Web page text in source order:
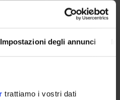
Impostazioni degli annunci
trattiamo i vostri dati
guidewires and
notoriously disparate and
and train researchers in
commonalities amongst
therapy. The ATLAS
leading institutes in the
design and control of